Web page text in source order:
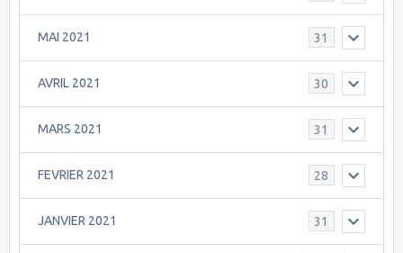
MAI 2021 31
AVRIL 2021 30
MARS 2021 31
FEVRIER 2021 28
JANVIER 2021 31